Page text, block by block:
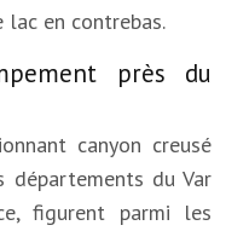
lac en contrebas.
près du
canyon creusé
du Var
figurent parmi les